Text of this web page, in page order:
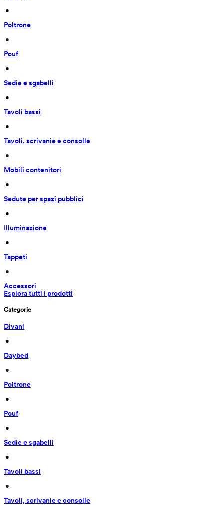
•
Poltrone
•
Pouf
•
Sedie e sgabelli
•
Tavoli bassi
•
Tavoli, scrivanie e consolle
•
Mobili contenitori
•
Sedute per spazi pubblici
•
Illuminazione
•
Tappeti
•
Accessori
Esplora tutti i prodotti
Categorie
Divani
•
Daybed
•
Poltrone
•
Pouf
•
Sedie e sgabelli
•
Tavoli bassi
•
Tavoli, scrivanie e consolle